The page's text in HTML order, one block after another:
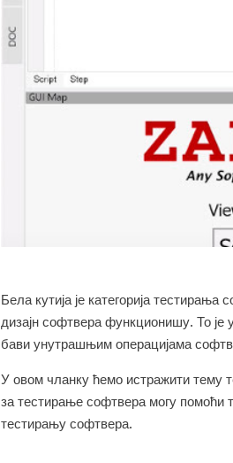
Бела кутија је категорија
дизајн софтвера функционишу. То је
бави унутрашњим операцијама
У овом чланку ћемо истражити тему
за тестирање софтвера могу помоћи
тестирању софтвера.